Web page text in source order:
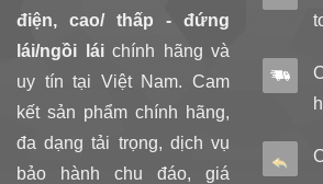
điện, cao/ thấp - đứng
lái/ngồi láichính hãng và
uy tín tại Việt Nam. Cam
kết sản phẩm chính hãng,
đa dạng tải trọng, dịch vụ
bảo hành chu đáo, giá